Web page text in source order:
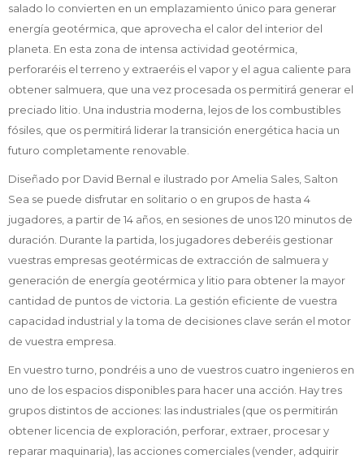
salado lo convierten en un emplazamiento único para generar
energía geotérmica, que aprovecha el calor del interior del
planeta. En esta zona de intensa actividad geotérmica,
perforaréis el terreno y extraeréis el vapor y el agua caliente para
obtener salmuera, que una vez procesada os permitirá generar el
preciado litio. Una industria moderna, lejos de los combustibles
fósiles, que os permitirá liderar la transición energética hacia un
futuro completamente renovable.
Diseñado por David Bernal e ilustrado por Amelia Sales, Salton
Sea se puede disfrutar en solitario o en grupos de hasta 4
jugadores, a partir de 14 años, en sesiones de unos 120 minutos de
duración. Durante la partida, los jugadores deberéis gestionar
vuestras empresas geotérmicas de extracción de salmuera y
generación de energía geotérmica y litio para obtener la mayor
cantidad de puntos de victoria. La gestión eficiente de vuestra
capacidad industrial y la toma de decisiones clave serán el motor
de vuestra empresa.
En vuestro turno, pondréis a uno de vuestros cuatro ingenieros en
uno de los espacios disponibles para hacer una acción. Hay tres
grupos distintos de acciones: las industriales (que os permitirán
obtener licencia de exploración, perforar, extraer, procesar y
reparar maquinaria), las acciones comerciales (vender, adquirir